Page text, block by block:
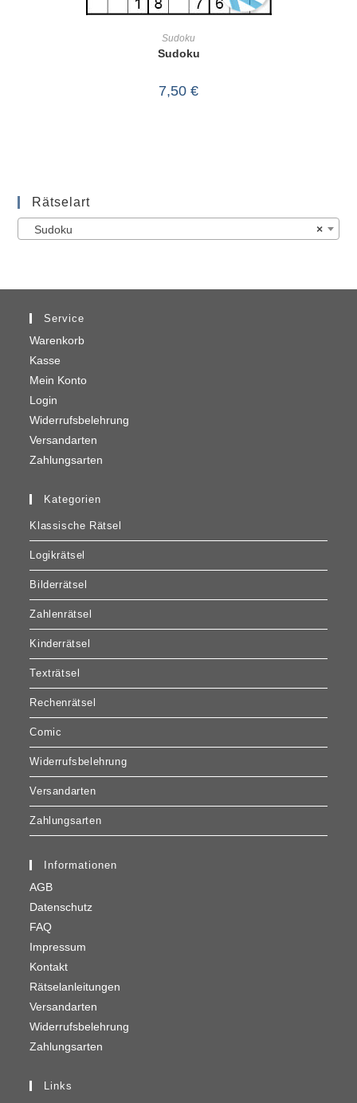
Sudoku
Sudoku
7,50 €
Rätselart
×
Sudoku
Service
Warenkorb
Kasse
Mein Konto
Login
Widerrufsbelehrung
Versandarten
Zahlungsarten
Kategorien
Klassische Rätsel
Logikrätsel
Bilderrätsel
Zahlenrätsel
Kinderrätsel
Texträtsel
Rechenrätsel
Comic
Widerrufsbelehrung
Versandarten
Zahlungsarten
Informationen
AGB
Datenschutz
FAQ
Impressum
Kontakt
Rätselanleitungen
Versandarten
Widerrufsbelehrung
Zahlungsarten
Links